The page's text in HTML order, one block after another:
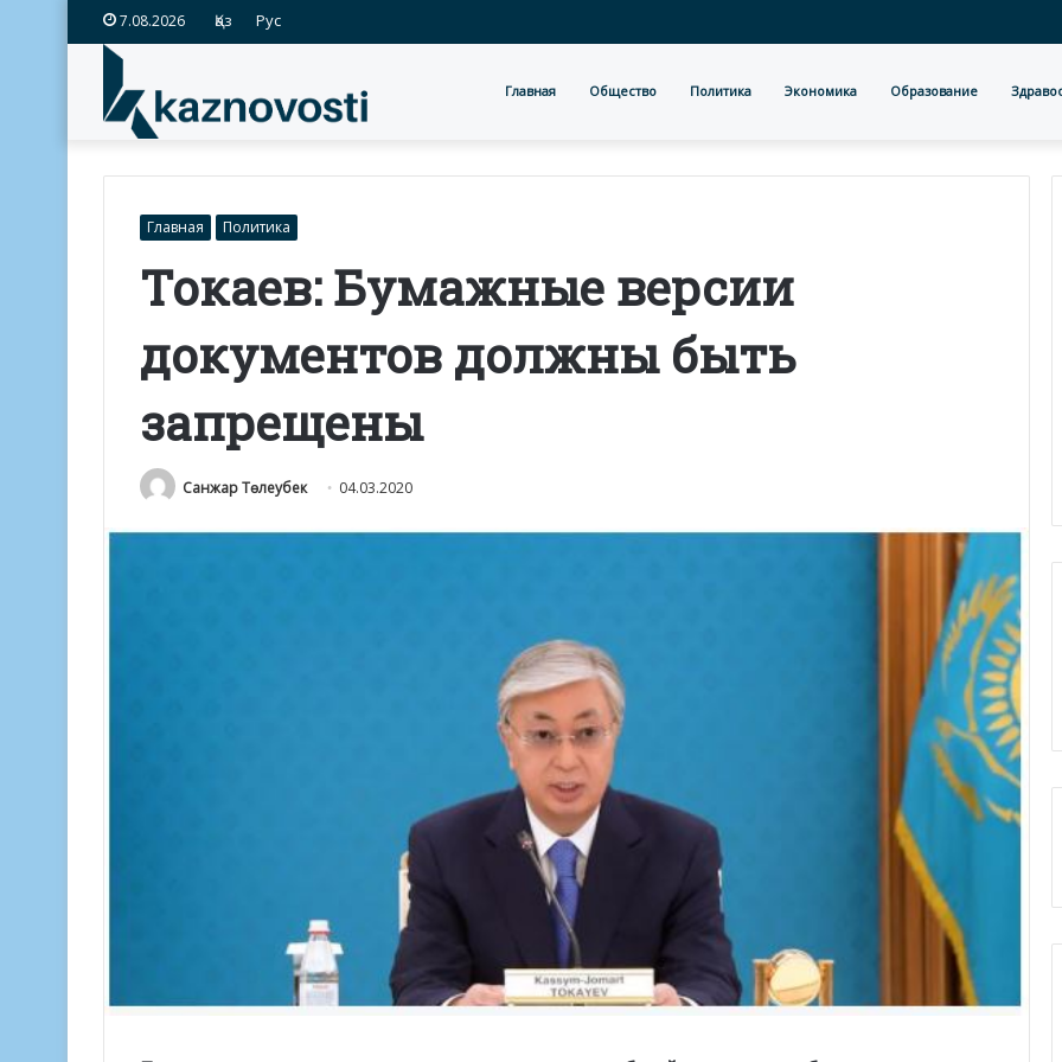
7.08.2026 Қаз Рус
Главная Общество Политика Экономика Образование
Главная Политика
Токаев: Бумажные версии
документов должны быть
запрещены
Санжар Төлеубек 04.03.2020